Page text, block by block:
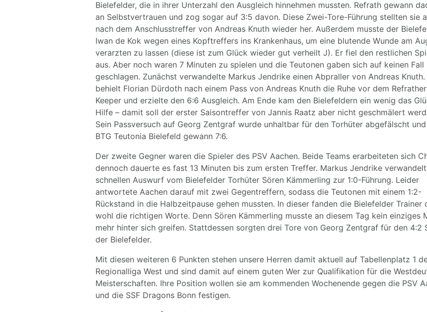
Bielefelder, die in ihrer Unterzahl den Ausgleich hinnehmen mussten. Refrath gewann
an Selbstvertrauen und zog sogar auf 3:5 davon. Diese Zwei-Tore-Führung stellten sie
nach dem Anschlusstreffer von Andreas Knuth wieder her. Außerdem musste der
Iwan de Kok wegen eines Kopftreffers ins Krankenhaus, um eine blutende Wunde am
verarzten zu lassen (diese ist zum Glück wieder gut verheilt J). Er fiel den restlichen
aus. Aber noch waren 7 Minuten zu spielen und die Teutonen gaben sich auf keinen Fall
geschlagen. Zunächst verwandelte Markus Jendrike einen Abpraller von Andreas Knuth.
behielt Florian Dürdoth nach einem Pass von Andreas Knuth die Ruhe vor dem Refrather
Keeper und erzielte den 6:6 Ausgleich. Am Ende kam den Bielefeldern ein wenig das
Hilfe – damit soll der erster Saisontreffer von Jannis Raatz aber nicht geschmälert
Sein Passversuch auf Georg Zentgraf wurde unhaltbar für den Torhüter abgefälscht
BTG Teutonia Bielefeld gewann 7:6.
Der zweite Gegner waren die Spieler des PSV Aachen. Beide Teams erarbeiteten sich
dennoch dauerte es fast 13 Minuten bis zum ersten Treffer. Markus Jendrike
schnellen Auswurf vom Bielefelder Torhüter Sören Kämmerling zur 1:0-Führung. Leider
antwortete Aachen darauf mit zwei Gegentreffern, sodass die Teutonen mit einem 1:2-
Rückstand in die Halbzeitpause gehen mussten. In dieser fanden die Bielefelder Trainer
wohl die richtigen Worte. Denn Sören Kämmerling musste an diesem Tag kein einziges
mehr hinter sich greifen. Stattdessen sorgten drei Tore von Georg Zentgraf für den 4:2
der Bielefelder.
Mit diesen weiteren 6 Punkten stehen unsere Herren damit aktuell auf Tabellenplatz 1
Regionalliga West und sind damit auf einem guten Wer zur Qualifikation für die
Meisterschaften. Ihre Position wollen sie am kommenden Wochenende gegen die PSV
und die SSF Dragons Bonn festigen.